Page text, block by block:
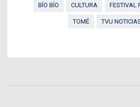
BÍO BÍO
CULTURA FESTIVAL
TOMÉ TVU